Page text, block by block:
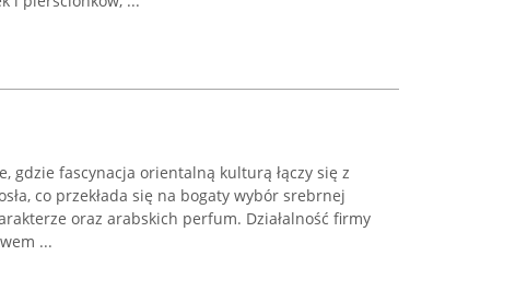
gdzie fascynacja orientalną kulturą łączy się z
co przekłada się na bogaty wybór srebrnej
oraz arabskich perfum. Działalność firmy
...